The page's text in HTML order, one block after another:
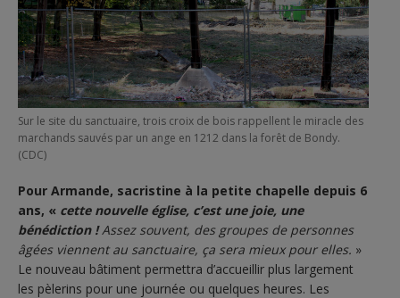
Sur le site du sanctuaire, trois croix de bois rappellent le miracle des
marchands sauvés par un ange en 1212 dans la forêt de Bondy.
(CDC)
Pour Armande, sacristine à la petite chapelle depuis 6
ans, « cette nouvelle église, c’est une joie, une
bénédiction !Assez souvent, des groupes de personnes
âgées viennent au sanctuaire, ça sera mieux pour elles. »
Le nouveau bâtiment permettra d’accueillir plus largement
les pèlerins pour une journée ou quelques heures. Les